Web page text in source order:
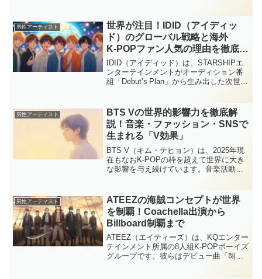
告映像の段階から...
男性アーティスト
世界が注目！IDID（アイディッ
ド）のグローバル戦略と海外
K‑POPファン人気の理由を徹底分
析
IDID（アイディッド）は、STARSHIPエ
ンターテインメントがオーディション番
組「Debut’s Plan」から生み出した次世代
it.』に向けて、すでに...
男性アーティスト
BTS Vの世界的影響力を徹底解
説！音楽・ファッション・SNSで
生まれる「V効果」
BTS V（キム・テヒョン）は、2025年現
在もなおK-POPの枠を超えて世界に大き
な影響を与え続けています。音楽活動だ
が、世界のトレンドを動かす原動力とな
っています。こ...
男性アーティスト
ATEEZの海賊コンセプトが世界
を制覇！Coachella出演から
Billboard制覇まで
ATEEZ（エイティーズ）は、KQエンター
テインメント所属の8人組K-POPボーイズ
グループです。彼らはデビュー曲「해적